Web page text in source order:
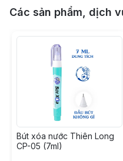
Các sản phẩm, dịch
Bút xóa nước Thiên Long
CP-05 (7ml)